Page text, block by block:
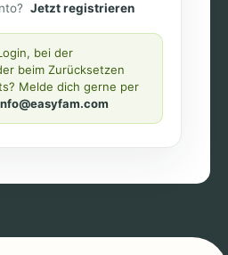
Jetzt registrieren
bei der
beim Zurücksetzen
Melde dich gerne per